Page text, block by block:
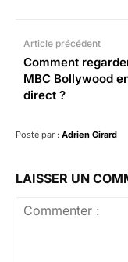
Article précédent
Comment
MBC Bollywood
direct ?
Posté par : Adrien Girard
LAISSER UN